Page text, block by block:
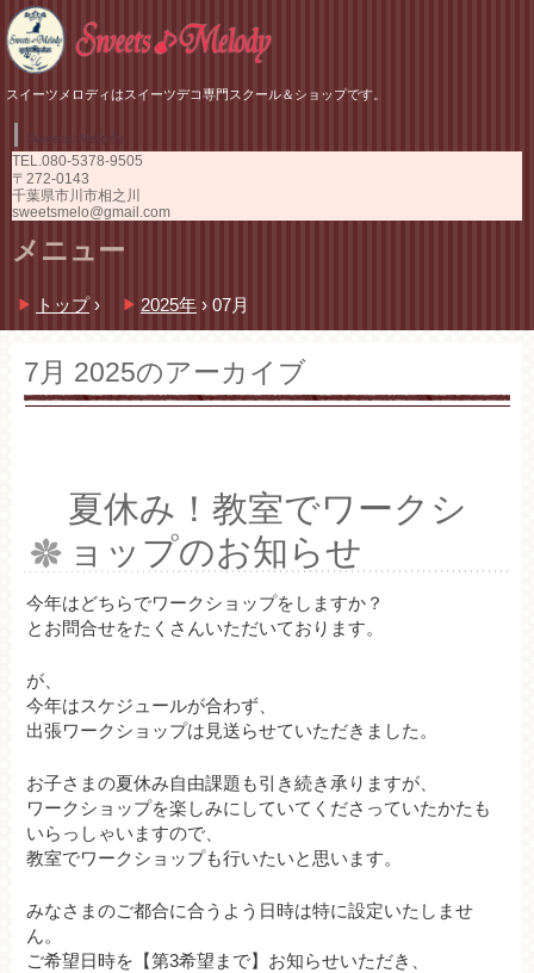
スイーツメロディはスイーツデコ専門スクール＆ショップです。
TEL.080-5378-9505
〒272-0143
千葉県市川市相之川
sweetsmelo@gmail.com
メニュー
ン
テ
ツ
へ
トップ › 2025年 › 07月
7月 2025のアーカイブ
夏休み！教室でワークシ
ョップのお知らせ
今年はどちらでワークショップをしますか？
とお問合せをたくさんいただいております。
が、
今年はスケジュールが合わず、
出張ワークショップは見送らせていただきました。
お子さまの夏休み自由課題も引き続き承りますが、
ワークショップを楽しみにしていてくださっていたかたも
いらっしゃいますので、
教室でワークショップも行いたいと思います。
みなさまのご都合に合うよう日時は特に設定いたしませ
ん。
ご希望日時を【第3希望まで】お知らせいただき、